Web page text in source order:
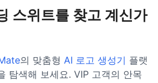
스위트를 찾고 계신가
의 맞춤형 AI 로고 생성기 플랫
탐색해 보세요. VIP 고객의 안목